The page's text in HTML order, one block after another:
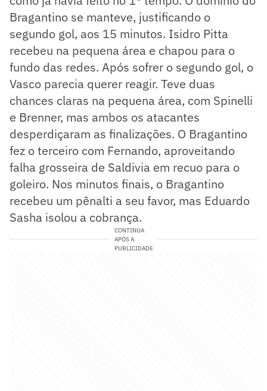
Bragantino se manteve, justificando o
segundo gol, aos 15 minutos. Isidro Pitta
recebeu na pequena área e chapou para o
fundo das redes. Após sofrer o segundo gol, o
Vasco parecia querer reagir. Teve duas
chances claras na pequena área, com Spinelli
e Brenner, mas ambos os atacantes
desperdiçaram as finalizações. O Bragantino
fez o terceiro com Fernando, aproveitando
falha grosseira de Saldivia em recuo para o
goleiro. Nos minutos finais, o Bragantino
recebeu um pênalti a seu favor, mas Eduardo
Sasha isolou a cobrança.
CONTINUA
APÓS A
PUBLICIDADE